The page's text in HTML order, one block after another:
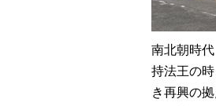
南北朝時
持法王の
き再興の